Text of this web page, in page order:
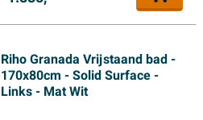
Riho Granada Vrijstaand bad -
170x80cm - Solid Surface -
Links - Mat Wit